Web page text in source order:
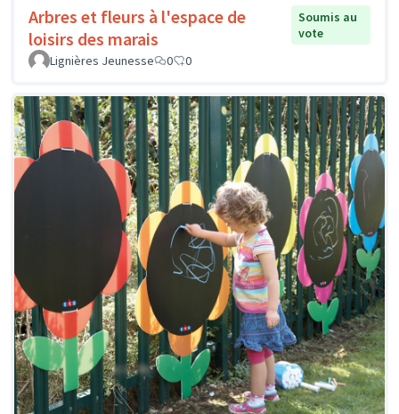
Arbres et fleurs à l'espace de
loisirs des marais
Soumis au
vote
Lignières Jeunesse
0 0